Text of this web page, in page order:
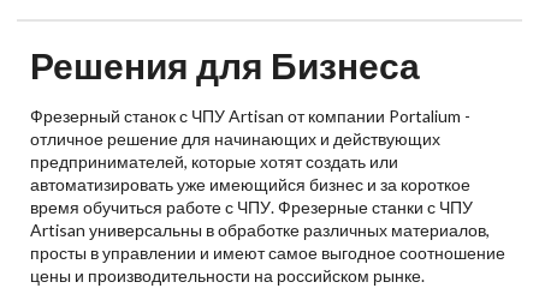
Решения для Бизнеса
Фрезерный станок с ЧПУ Artisan от компании Portalium -
отличное решение для начинающих и действующих
предпринимателей, которые хотят создать или
автоматизировать уже имеющийся бизнес и за короткое
время обучиться работе с ЧПУ. Фрезерные станки с ЧПУ
Artisan универсальны в обработке различных материалов,
просты в управлении и имеют самое выгодное соотношение
цены и производительности на российском рынке.